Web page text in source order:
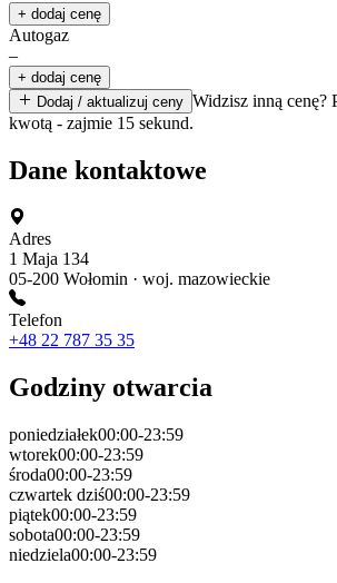
+ dodaj cenę
Autogaz
–
+ dodaj cenę
Dodaj / aktualizuj ceny Widzisz inną cenę?
kwotą - zajmie 15 sekund.
Dane kontaktowe
Adres
1 Maja 134
05-200 Wołomin · woj. mazowieckie
Telefon
+48 22 787 35 35
Godziny otwarcia
poniedziałek00:00-23:59
wtorek00:00-23:59
środa00:00-23:59
czwartek dziś00:00-23:59
piątek00:00-23:59
sobota00:00-23:59
niedziela00:00-23:59